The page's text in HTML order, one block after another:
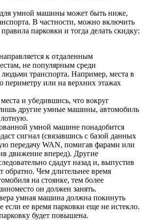
умной машины может быть ниже,
В частности, можно включить
парковки и тогда делать скидку:
к отдаленным
не популярным среди
транспорта. Например, места в
периметру или на верхних этажах
и убедившись, что вокруг
другие умные машины, автомобиль
умной машине понадобится
сигнал (связавшись с базой данных
передачу WAN, помигав фарами или
движение вперед). Другие
сдадут назад и, выпустив
обратно. Чем длительнее время
на стоянке, тем более
он должен занять.
умная машина должна покинуть
если ее время парковки еще не истекло.
будет повышена.